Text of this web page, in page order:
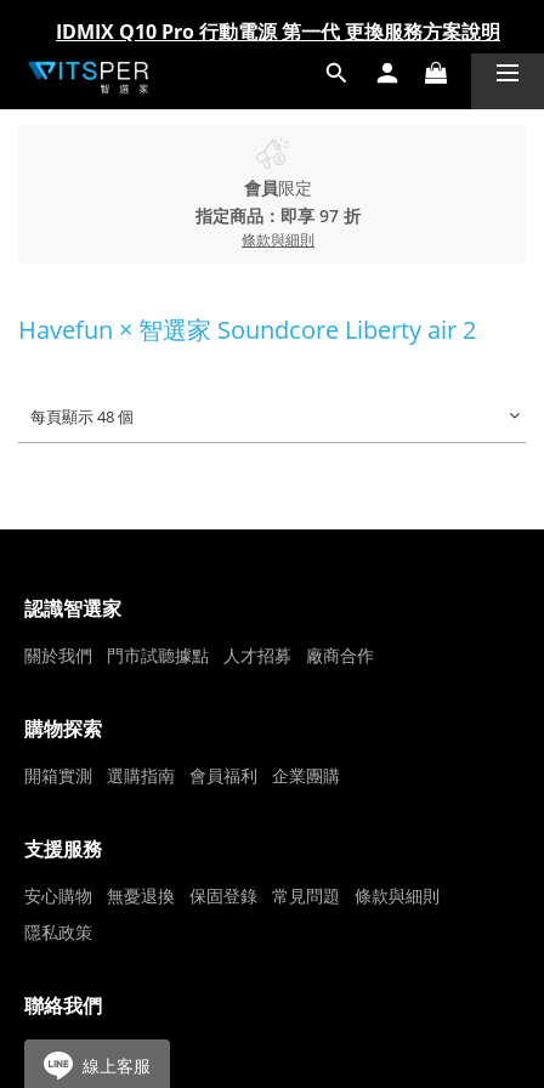
IDMIX Q10 Pro 行動電源 第一代 更換服務方案說明
爸氣科技禮物節!精選科技好物5折起 >> 馬上選購
IDMIX Q10 Pro 行動電源 第一代 更換服務方案說明
爸氣科技禮物節!精選科技好物5折起 >> 馬上選購
會員限定
指定商品：即享 97 折
條款與細則
Havefun × 智選家 Soundcore Liberty air 2
每頁顯示 48 個
認識智選家
關於我們 門市試聽據點 人才招募 廠商合作
購物探索
開箱實測 選購指南 會員福利 企業團購
支援服務
安心購物 無憂退換 保固登錄 常見問題
條款與細則
隱私政策
聯絡我們
線上客服